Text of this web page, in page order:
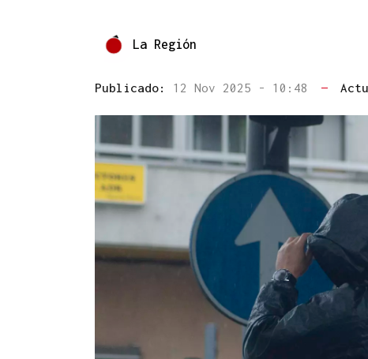
La Región
Publicado: 12 Nov 2025 - 10:48 —